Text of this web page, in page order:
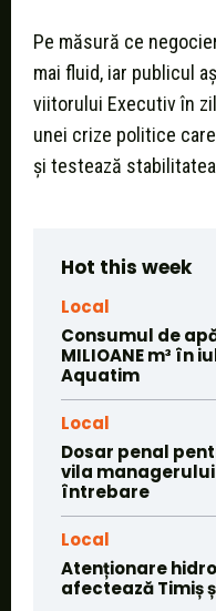
Pe măsură ce
mai fluid, iar publicul
viitorului Executiv în
unei crize politice
și testează
Hot this week
Local
Consumul de
MILIOANE m³ în
Aquatim
Local
Dosar penal
vila managerului
întrebare
Local
Atenționare
afectează Timiș